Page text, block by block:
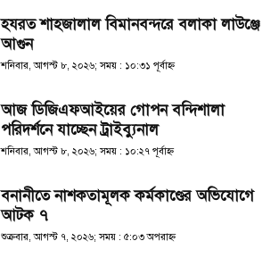
হযরত শাহজালাল বিমানবন্দরে বলাকা লাউঞ্জে
আগুন
শনিবার, আগস্ট ৮, ২০২৬; সময় : ১০:৩১ পূর্বাহ্ণ
আজ ডিজিএফআইয়ের গোপন বন্দিশালা
পরিদর্শনে যাচ্ছেন ট্রাইব্যুনাল
শনিবার, আগস্ট ৮, ২০২৬; সময় : ১০:২৭ পূর্বাহ্ণ
বনানীতে নাশকতামূলক কর্মকাণ্ডের অভিযোগে
আটক ৭
শুক্রবার, আগস্ট ৭, ২০২৬; সময় : ৫:০৩ অপরাহ্ণ